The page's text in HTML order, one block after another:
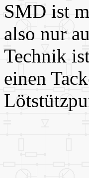
SMD ist
also nur
Technik
einen